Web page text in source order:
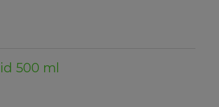
500 ml